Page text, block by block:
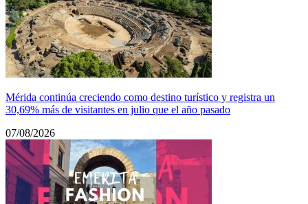
Mérida continúa creciendo como destino turístico y registra un
30,69% más de visitantes en julio que el año pasado
07/08/2026